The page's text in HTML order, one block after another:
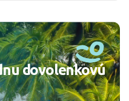
dovolenkovú